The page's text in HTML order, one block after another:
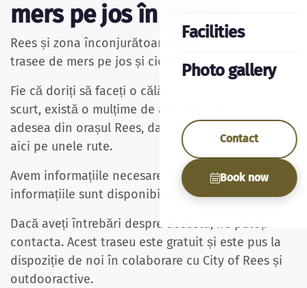
Facilities
Photo gallery
Contact
Book now
mers pe jos în zonă.
Rees și zona înconjurătoare oferă numeroase
trasee de mers pe jos și ciclism.
Fie că doriți să faceți o călătorie lungă sau un tur
scurt, există o mulțime de alegere, rutele încep
adesea din orașul Rees, dar puteți începe și de
aici pe unele rute.
Avem informațiile necesare în camere și
informațiile sunt disponibile și pe site-ul nostru
Dacă aveți întrebări despre aceasta, ne puteți
contacta. Acest traseu este gratuit și este pus la
dispoziție de noi în colaborare cu City of Rees și
outdooractive.